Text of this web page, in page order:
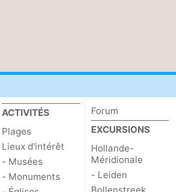
ACTIVITÉS
Plages
Lieux d'intérêt
- Musées
- Monuments
Forum
EXCURSIONS
Hollande-
Méridionale
- Leiden